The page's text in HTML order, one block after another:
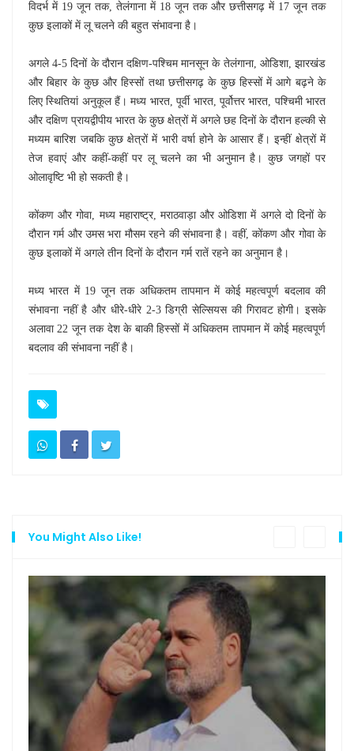
विदर्भ में 19 जून तक, तेलंगाना में 18 जून तक और छत्तीसगढ़ में 17 जून तक
कुछ इलाकों में लू चलने की बहुत संभावना है।
अगले 4-5 दिनों के दौरान दक्षिण-पश्चिम मानसून के तेलंगाना, ओडिशा, झारखंड
और बिहार के कुछ और हिस्सों तथा छत्तीसगढ़ के कुछ हिस्सों में आगे बढ़ने के
लिए स्थितियां अनुकूल हैं। मध्य भारत, पूर्वी भारत, पूर्वोत्तर भारत, पश्चिमी भारत
और दक्षिण प्रायद्वीपीय भारत के कुछ क्षेत्रों में अगले छह दिनों के दौरान हल्की से
मध्यम बारिश जबकि कुछ क्षेत्रों में भारी वर्षा होने के आसार हैं। इन्हीं क्षेत्रों में
तेज हवाएं और कहीं-कहीं पर लू चलने का भी अनुमान है। कुछ जगहों पर
ओलावृष्टि भी हो सकती है।
कोंकण और गोवा, मध्य महाराष्ट्र, मराठवाड़ा और ओडिशा में अगले दो दिनों के
दौरान गर्म और उमस भरा मौसम रहने की संभावना है। वहीं, कोंकण और गोवा के
कुछ इलाकों में अगले तीन दिनों के दौरान गर्म रातें रहने का अनुमान है।
मध्य भारत में 19 जून तक अधिकतम तापमान में कोई महत्वपूर्ण बदलाव की
संभावना नहीं है और धीरे-धीरे 2-3 डिग्री सेल्सियस की गिरावट होगी। इसके
अलावा 22 जून तक देश के बाकी हिस्सों में अधिकतम तापमान में कोई महत्वपूर्ण
बदलाव की संभावना नहीं है।
You Might Also Like!